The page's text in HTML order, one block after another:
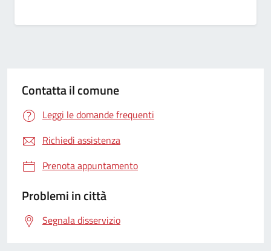
Contatta il comune
Leggi le domande frequenti
Richiedi assistenza
Prenota appuntamento
Problemi in città
Segnala disservizio